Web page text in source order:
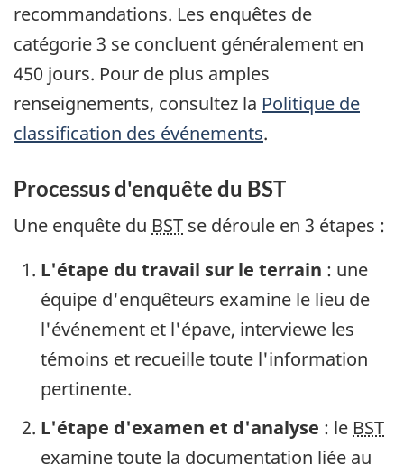
recommandations. Les enquêtes de
catégorie 3 se concluent généralement en
450 jours. Pour de plus amples
renseignements, consultez la Politique de
classification des événements.
Processus d'enquête du BST
Une enquête du BST se déroule en 3 étapes :
L'étape du travail sur le terrain : une
équipe d'enquêteurs examine le lieu de
l'événement et l'épave, interviewe les
témoins et recueille toute l'information
pertinente.
L'étape d'examen et d'analyse : le BST
examine toute la documentation liée au